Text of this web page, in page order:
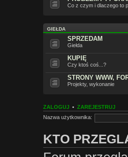
Co z czym i dlaczego to
GIEŁDA
SPRZEDAM
Giełda
KUPIĘ
Czy ktoś coś...?
STRONY WWW,
Projekty, wykonanie
ZALOGUJ• ZAREJESTRUJ
Nazwa użytkownika:
KTO